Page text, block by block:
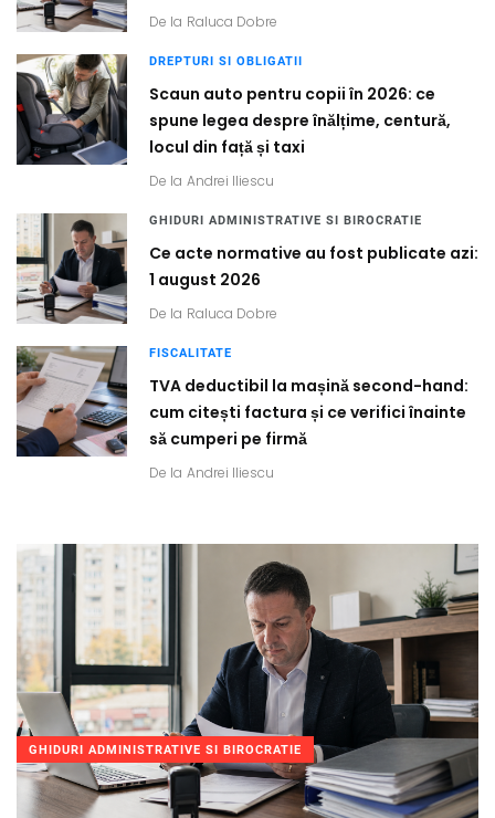
De la Raluca Dobre
DREPTURI SI OBLIGATII
Scaun auto pentru copii în 2026: ce
spune legea despre înălțime, centură,
locul din față și taxi
De la Andrei Iliescu
GHIDURI ADMINISTRATIVE SI BIROCRATIE
Ce acte normative au fost publicate azi:
1 august 2026
De la Raluca Dobre
FISCALITATE
TVA deductibil la mașină second-hand:
cum citești factura și ce verifici înainte
să cumperi pe firmă
De la Andrei Iliescu
GHIDURI ADMINISTRATIVE SI BIROCRATIE